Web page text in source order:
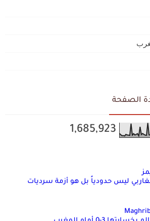
الصفحة
1,685,923
ليس حدودياً بل هو أزمة سرديات